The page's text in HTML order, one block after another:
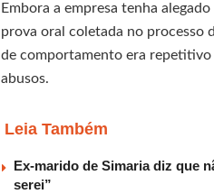
Embora a empresa tenha
prova oral coletada no processo
de comportamento era repetitivo
abusos.
Leia Também
Ex-marido de Simaria diz que
serei”